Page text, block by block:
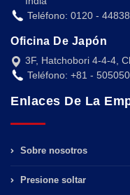
Teléfono: 0120 -
Oficina De Japón
3F, Hatchobori 4-4-4,
Teléfono: +81 -
Enlaces De La
Sobre nosotros
Presione soltar